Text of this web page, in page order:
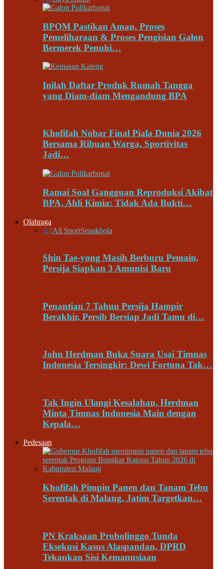
BPOM Pastikan Aman, Proses
Pemeliharaan & Proses Pengisian Galon
Bermerek Penuhi…
Inilah Daftar Produk Rumah Tangga
yang Diam-diam Mengandung BPA
Khofifah Nobar Final Piala Dunia 2026
Bersama Ribuan Warga, Sportivitas
Jadi…
Ramai Soal Gangguan Reproduksi Akibat
BPA, Ahli Kimia: Tidak Ada Bukti…
Olahraga
AllAll SportSepakbola
Shin Tae-yong Masih Berburu Pemain,
Persija Siapkan 3 Amunisi Baru
Penantian 7 Tahun Persija Hampir
Berakhir, Persib Bersiap Jadi Tamu di…
John Herdman Buka Suara Usai Timnas
Indonesia Tersingkir: Dewi Fortuna Tak…
Tak Ingin Ulangi Kesalahan, Herdman
Minta Timnas Indonesia Main dengan
Kepala…
Pedesaan
Khofifah Pimpin Panen dan Tanam Tebu
Serentak di Malang, Jatim Targetkan…
PN Kraksaan Probolinggo Tunda
Eksekusi Kasus Alaspandan, DPRD
Tekankan Sisi Kemanusiaan